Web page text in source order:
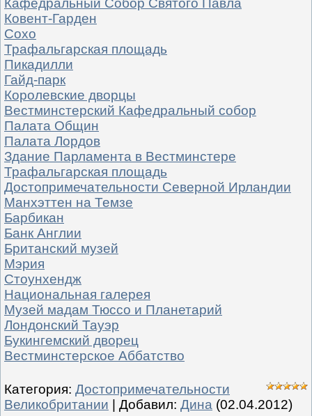
Кафедральный Собор Святого Павла
Ковент-Гарден
Сохо
Трафальгарская площадь
Пикадилли
Гайд-парк
Королевские дворцы
Вестминстерский Кафедральный собор
Палата Общин
Палата Лордов
Здание Парламента в Вестминстере
Трафальгарская площадь
Достопримечательности Северной Ирландии
Манхэттен на Темзе
Барбикан
Банк Англии
Британский музей
Мэрия
Стоунхендж
Национальная галерея
Музей мадам Тюссо и Планетарий
Лондонский Тауэр
Букингемский дворец
Вестминстерское Аббатство
Категория: Достопримечательности
Великобритании
Добавил: Дина (02.04.2012)